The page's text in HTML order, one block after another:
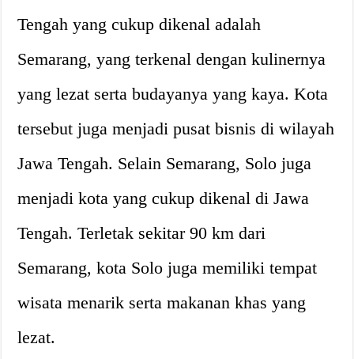
Tengah yang cukup dikenal adalah
Semarang, yang terkenal dengan kulinernya
yang lezat serta budayanya yang kaya. Kota
tersebut juga menjadi pusat bisnis di wilayah
Jawa Tengah. Selain Semarang, Solo juga
menjadi kota yang cukup dikenal di Jawa
Tengah. Terletak sekitar 90 km dari
Semarang, kota Solo juga memiliki tempat
wisata menarik serta makanan khas yang
lezat.